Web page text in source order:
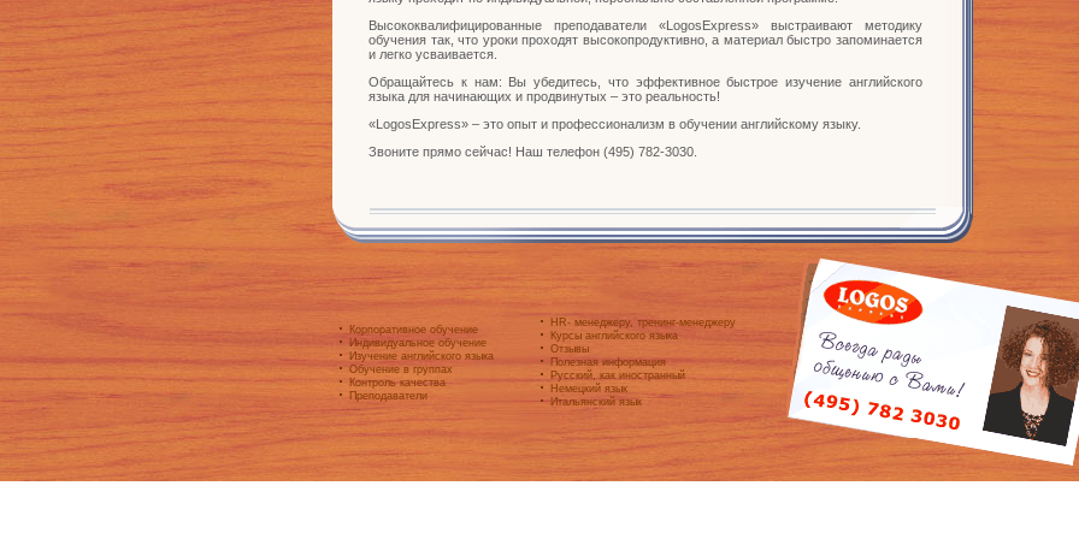
Высококвалифицированные преподаватели «LogosExpress» выстраивают методику
обучения так, что уроки проходят высокопродуктивно, а материал быстро запоминается
и легко усваивается.
Обращайтесь к нам: Вы убедитесь, что эффективное быстрое изучение английского
языка для начинающих и продвинутых – это реальность!
«LogosExpress» – это опыт и профессионализм в обучении английскому языку.
Звоните прямо сейчас! Наш телефон (495) 782-3030.
Корпоративное обучение
Индивидуальное обучение
Изучение английского языка
Обучение в группах
Контроль качества
Преподаватели
HR- менеджеру, тренинг-менеджеру
Курсы английского языка
Отзывы
Полезная информация
Русский, как иностранный
Немецкий язык
Итальянский язык